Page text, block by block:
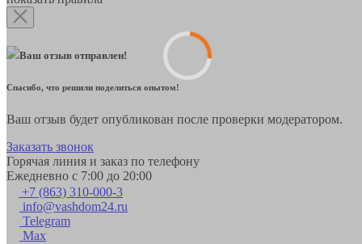
Ваш отзыв отправлен!
Спасибо, что решили поделиться опытом!
Ваш отзыв будет опубликован после проверки модератором.
Заказать звонок
Горячая линия и заказ по телефону
Ежедневно с 7:00 до 20:00
+7 (863) 310-000-3
info@vashdom24.ru
Telegram
Max